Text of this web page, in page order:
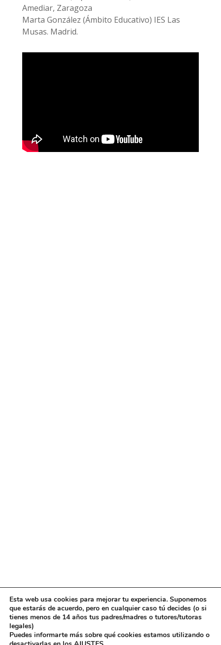
Amediar, Zaragoza
Marta González (Ámbito Educativo) IES Las
Musas. Madrid.
Esta web usa cookies para mejorar tu experiencia. Suponemos
que estarás de acuerdo, pero en cualquier caso tú decides (o si
tienes menos de 14 años tus padres/madres o tutores/tutoras
legales)
Puedes informarte más sobre qué cookies estamos utilizando o